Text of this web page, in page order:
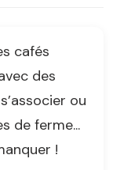
cafés
des
ou
de ferme...
!